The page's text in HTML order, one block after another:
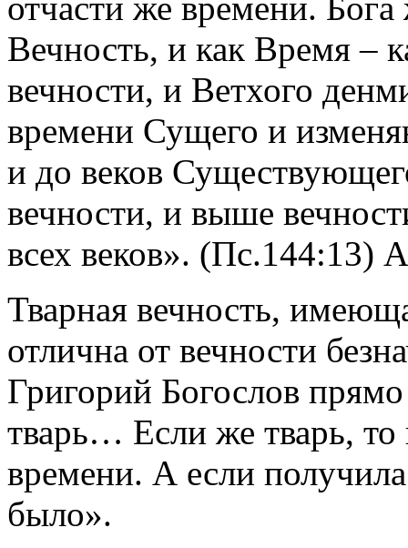
Вечность, и как Время –
вечности, и Ветхого
времени Сущего и
и до веков
вечности, и выше
всех веков». (Пс.144:13)
Тварная вечность,
отлична от вечности
Григорий Богослов
тварь… Если же тварь, то
времени. А если
было».